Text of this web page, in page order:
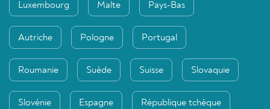
Luxembourg Malte Pays-Bas
Autriche Pologne Portugal
Roumanie Suède Suisse Slovaquie
Slovénie Espagne République tchèque